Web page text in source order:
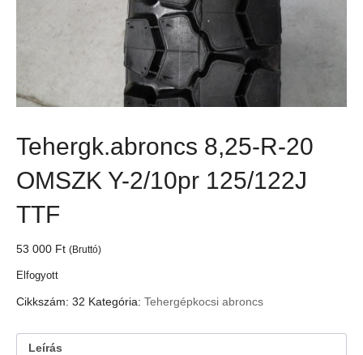
Tehergk.abroncs 8,25-R-20
OMSZK Y-2/10pr 125/122J
TTF
53 000 Ft (Bruttó)
Elfogyott
Cikkszám: 32 Kategória: Tehergépkocsi abroncs
Leírás